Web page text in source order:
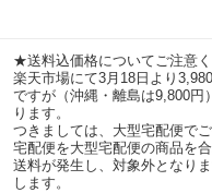
★送料込価格についてご注意
楽天市場にて3月18日より
ですが（沖縄・離島は9,800円
ります。
つきましては、大型宅配便で
宅配便を大型宅配便の商品を
送料が発生し、対象外となり
します。